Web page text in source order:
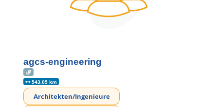
agcs-engineering
543.05 km
Architekten/Ingenieure